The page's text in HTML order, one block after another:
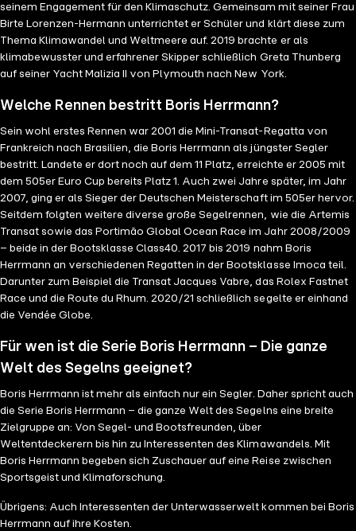
seinem Engagement für den Klimaschutz. Gemeinsam mit seiner Frau
Birte Lorenzen-Hermann unterrichtet er Schüler und klärt diese zum
Thema Klimawandel und Weltmeere auf. 2019 brachte er als
klimabewusster und erfahrener Skipper schließlich Greta Thunberg
auf seiner Yacht Malizia II von Plymouth nach New York.
Welche Rennen bestritt Boris Herrmann?
Sein wohl erstes Rennen war 2001 die Mini-Transat-Regatta von
Frankreich nach Brasilien, die Boris Herrmann als jüngster Segler
bestritt. Landete er dort noch auf dem 11 Platz, erreichte er 2005 mit
dem 505er Euro Cup bereits Platz 1. Auch zwei Jahre später, im Jahr
2007, ging er als Sieger der Deutschen Meisterschaft im 505er hervor.
Seitdem folgten weitere diverse große Segelrennen, wie die Artemis
Transat sowie das Portimão Global Ocean Race im Jahr 2008/2009
– beide in der Bootsklasse Class40. 2017 bis 2019 nahm Boris
Herrmann an verschiedenen Regatten in der Bootsklasse Imoca teil.
Darunter zum Beispiel die Transat Jacques Vabre, das Rolex Fastnet
Race und die Route du Rhum. 2020/21 schließlich segelte er einhand
die Vendée Globe.
Für wen ist die Serie Boris Herrmann – Die ganze
Welt des Segelns geeignet?
Boris Herrmann ist mehr als einfach nur ein Segler. Daher spricht auch
die Serie Boris Herrmann – die ganze Welt des Segelns eine breite
Zielgruppe an: Von Segel- und Bootsfreunden, über
Weltentdeckerern bis hin zu Interessenten des Klimawandels. Mit
Boris Herrmann begeben sich Zuschauer auf eine Reise zwischen
Sportsgeist und Klimaforschung.
Übrigens: Auch Interessenten der Unterwasserwelt kommen bei Boris
Herrmann auf ihre Kosten.